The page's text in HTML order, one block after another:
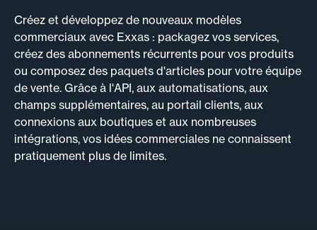
Créez et développez de nouveaux modèles
commerciaux avec Exxas : packagez vos services,
créez des abonnements récurrents pour vos produits
ou composez des paquets d'articles pour votre équipe
de vente. Grâce à l'API, aux automatisations, aux
champs supplémentaires, au portail clients, aux
connexions aux boutiques et aux nombreuses
intégrations, vos idées commerciales ne connaissent
pratiquement plus de limites.